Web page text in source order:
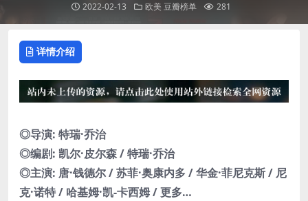
2022-02-13 欧美豆瓣榜单 281
详情介绍
◎导演: 特瑞·乔治
◎编剧: 凯尔·皮尔森 / 特瑞·乔治
◎主演: 唐·钱德尔 / 苏菲·奥康内多 / 华金·菲尼克斯 / 尼
克·诺特 / 哈基姆·凯-卡西姆 / 更多…